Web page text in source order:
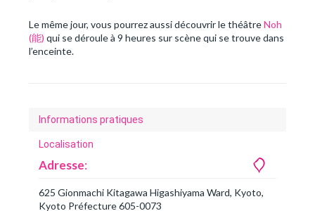
Le même jour, vous pourrez aussi découvrir le théâtreNoh
(能) qui se déroule à 9 heures sur scène qui se trouve dans
l’enceinte.
Informations pratiques
Localisation
Adresse:
625 Gionmachi Kitagawa Higashiyama Ward, Kyoto,
Kyoto Préfecture 605-0073